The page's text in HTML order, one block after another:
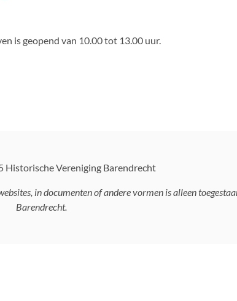
is geopend van 10.00 tot 13.00 uur.
Vereniging Barendrecht
in documenten of andere vormen is alleen
Barendrecht.